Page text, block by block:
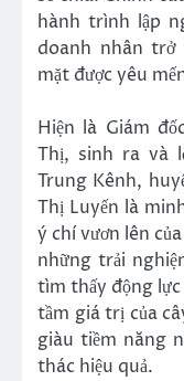
hành trình lập
doanh nhân
mặt được yêu
Hiện là Giám
Thị, sinh ra và
Trung Kênh,
Thị Luyến là
ý chí vươn lên
những trải
tìm thấy động
tầm giá trị của
giàu tiềm năng
thác hiệu quả.